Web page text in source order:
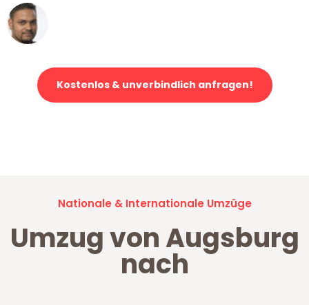
Kostenlos & unverbindlich anfragen!
Nationale & Internationale Umzüge
Umzug von Augsburg
nach